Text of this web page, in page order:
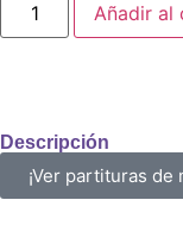
Añadir al
Descripción
¡Ver partituras de